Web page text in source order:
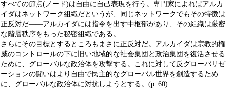
すべての節点(ノード)は自由に自己表現を行う。専門家によればアルカ
イダはネットワーク組織だというが、同じネットワークでもその特徴は
正反対だ――アルカイダには指令を出す中枢部があり、その組織は厳密
な階層秩序をもった秘密組織である。
さらにその目標とするところもまさに正反対だ。アルカイダは宗教的権
威のコントロールの下に旧い地域的な社会集団と政治集団を復活させる
ために、グローバルな政治体を攻撃する。これに対して反グローバリゼ
ーションの闘いはより自由で民主的なグローバル世界を創造するため
に、グローバルな政治体に対抗しようとする。(p. 60)